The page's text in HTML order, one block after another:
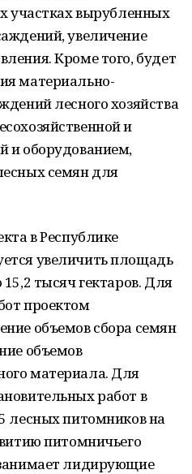
участках вырубленных
увеличение
Кроме того, будет
материально-
лесного хозяйства
и
и оборудованием,
семян для
в Республике
увеличить площадь
тысяч гектаров. Для
проектом
объемов сбора семян
объемов
материала. Для
работ в
лесных питомников на
питомничьего
лидирующие